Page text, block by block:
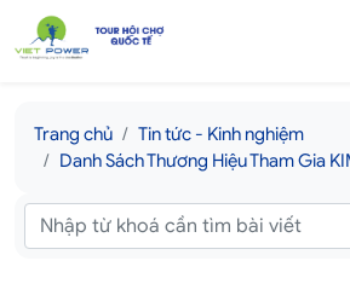
Trang chủ
Tin tức - Kinh nghiệm
Danh Sách Thương Hiệu Tham Gia